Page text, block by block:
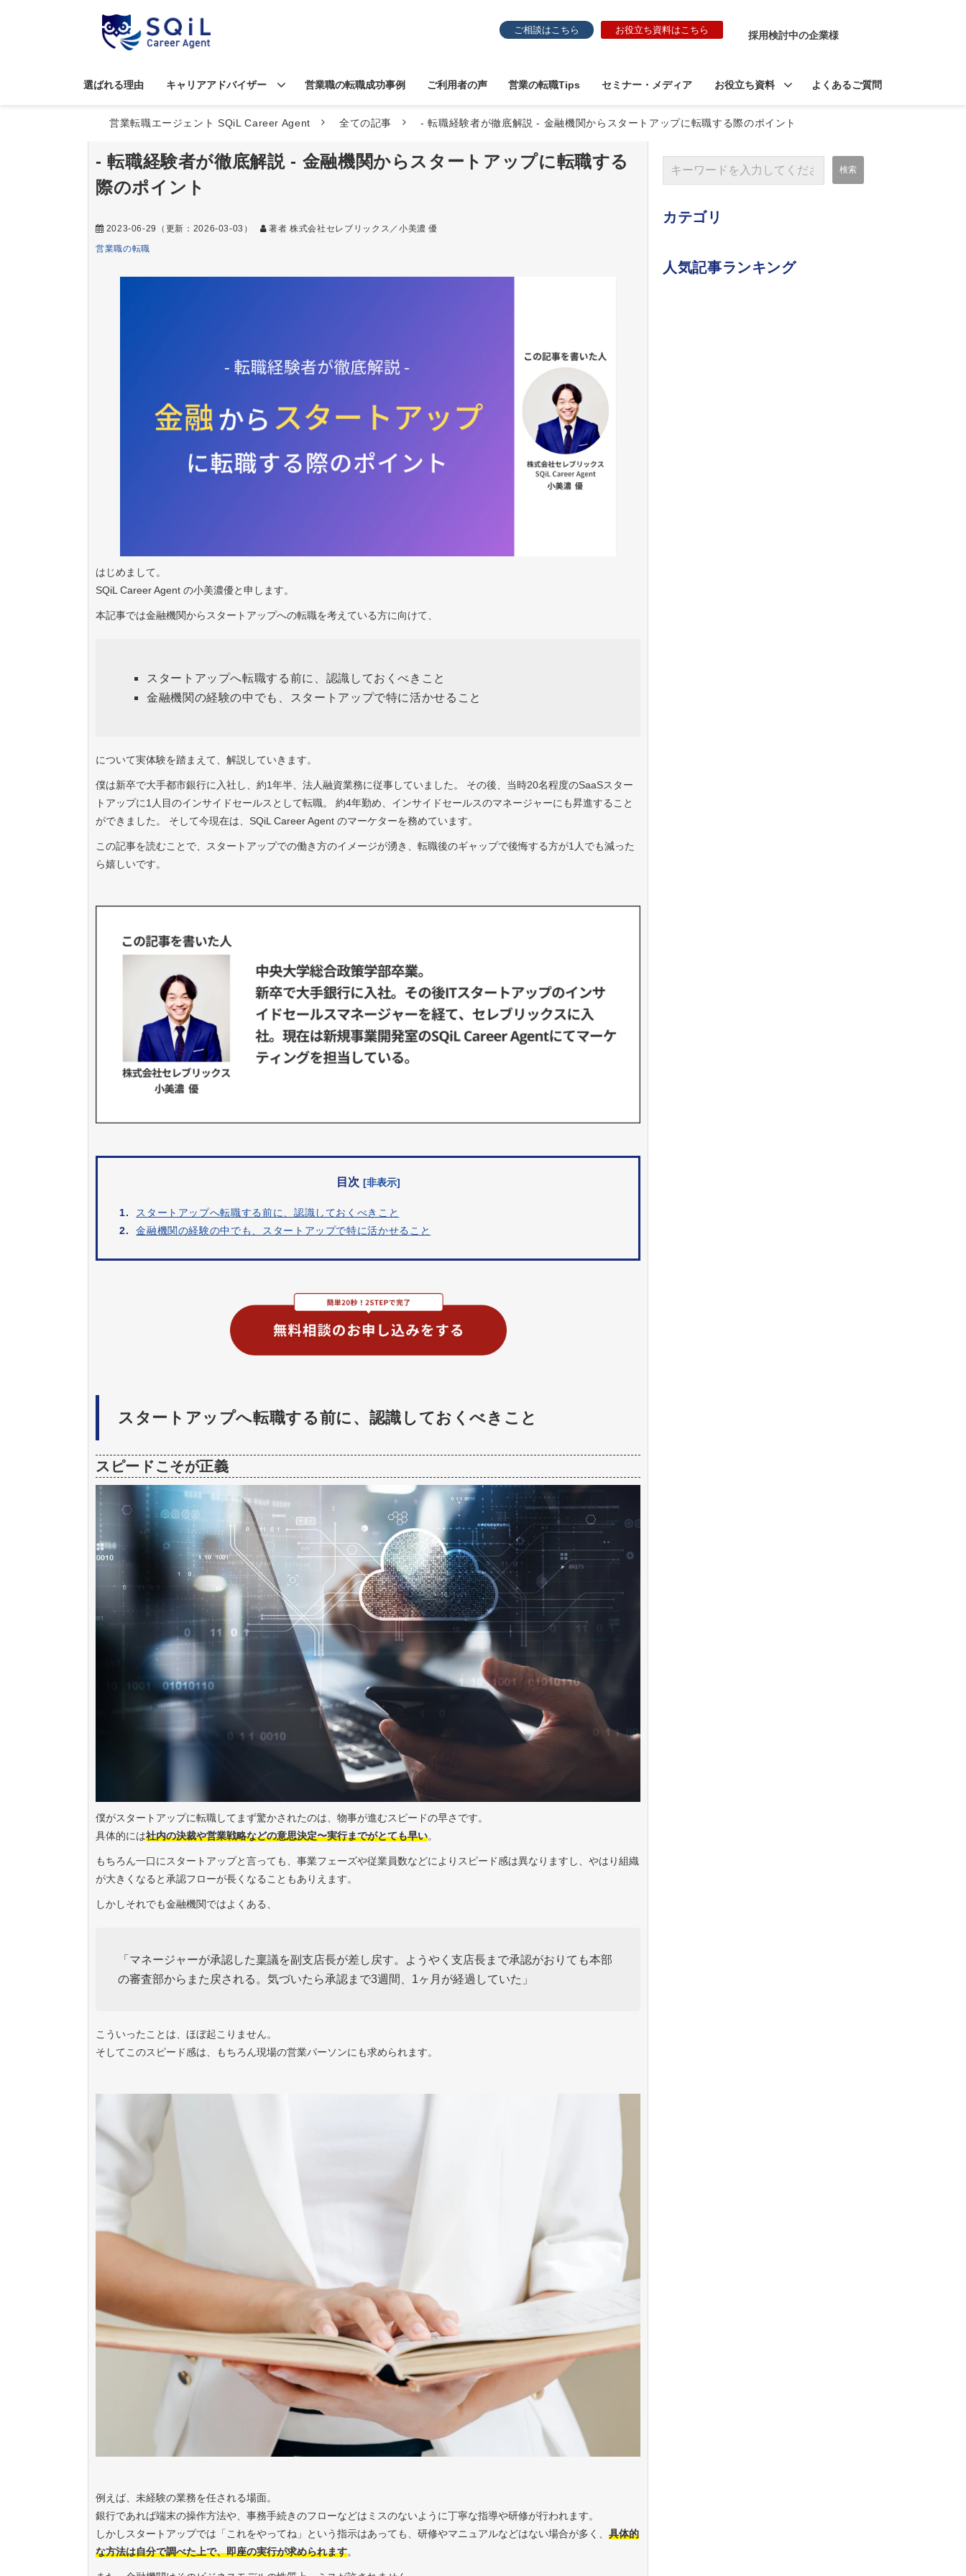
ご相談はこちら お役立ち資料はこちら 採用検討中の企業様
選ばれる理由 キャリアアドバイザー 営業職の転職成功事例 ご利用者の声 営業の転職Tips セミナー・メディア お役立ち資料 よくあるご質問
営業転職エージェント SQiL Career Agent 全ての記事 - 転職経験者が徹底解説 - 金融機関からスタートアップに転職する際のポイント
- 転職経験者が徹底解説 - 金融機関からスタートアップに転職する
際のポイント
2023-06-29 （更新： 2026-03-03 ）
著者 株式会社セレブリックス／小美濃 優
営業職の転職
はじめまして。
SQiL Career Agent の小美濃優と申します。
本記事では金融機関からスタートアップへの転職を考えている方に向けて、
スタートアップへ転職する前に、認識しておくべきこと
金融機関の経験の中でも、スタートアップで特に活かせること
について実体験を踏まえて、解説していきます。
僕は新卒で大手都市銀行に入社し、約1年半、法人融資業務に従事していました。 その後、当時20名程度のSaaSスター
トアップに1人目のインサイドセールスとして転職。 約4年勤め、インサイドセールスのマネージャーにも昇進すること
ができました。 そして今現在は、SQiL Career Agent のマーケターを務めています。
この記事を読むことで、スタートアップでの働き方のイメージが湧き、転職後のギャップで後悔する方が1人でも減った
ら嬉しいです。
目次 [非表示]
1.
スタートアップへ転職する前に、認識しておくべきこと
2.
金融機関の経験の中でも、スタートアップで特に活かせること
スタートアップへ転職する前に、認識しておくべきこと
スピードこそが正義
僕がスタートアップに転職してまず驚かされたのは、物事が進むスピードの早さです。
具体的には社内の決裁や営業戦略などの意思決定〜実行までがとても早い。
もちろん一口にスタートアップと言っても、事業フェーズや従業員数などによりスピード感は異なりますし、やはり組織
が大きくなると承認フローが長くなることもありえます。
しかしそれでも金融機関ではよくある、
「マネージャーが承認した稟議を副支店長が差し戻す。ようやく支店長まで承認がおりても本部
の審査部からまた戻される。気づいたら承認まで3週間、1ヶ月が経過していた」
こういったことは、ほぼ起こりません。
そしてこのスピード感は、もちろん現場の営業パーソンにも求められます。
例えば、未経験の業務を任される場面。
銀行であれば端末の操作方法や、事務手続きのフローなどはミスのないように丁寧な指導や研修が行われます。
しかしスタートアップでは「これをやってね」という指示はあっても、研修やマニュアルなどはない場合が多く、 具体的
な方法は自分で調べた上で、即座の実行が求められます。
カテゴリ
人気記事ランキング